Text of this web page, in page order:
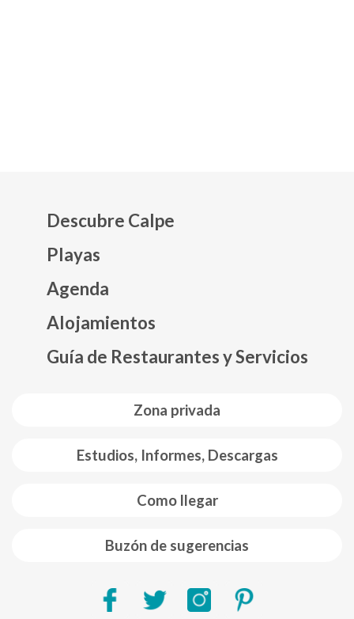
Zona privada
Estudios, Informes, Descargas
Como llegar
Buzón de sugerencias
Descubre Calpe
Playas
Agenda
Alojamientos
Guía de Restaurantes y Servicios